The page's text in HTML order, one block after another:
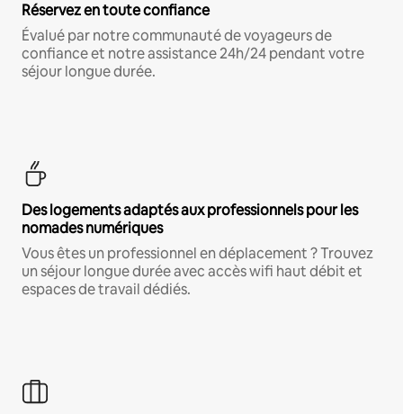
Réservez en toute confiance
Évalué par notre communauté de voyageurs de
confiance et notre assistance 24h/24 pendant votre
séjour longue durée.
Des logements adaptés aux professionnels pour les
nomades numériques
Vous êtes un professionnel en déplacement ? Trouvez
un séjour longue durée avec accès wifi haut débit et
espaces de travail dédiés.